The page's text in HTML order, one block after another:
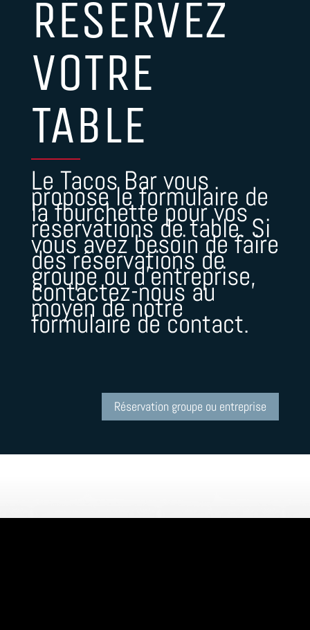
RÉSERVEZ
VOTRE
TABLE
Le Tacos Bar vous
propose le formulaire de
la fourchette pour vos
réservations de table. Si
vous avez besoin de faire
des réservations de
groupe ou d’entreprise,
contactez-nous au
moyen de notre
formulaire de contact.
Réservation groupe ou entreprise